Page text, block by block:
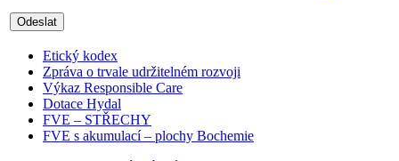
Odeslat
Etický kodex
Zpráva o trvale udržitelném rozvoji
Výkaz Responsible Care
Dotace Hydal
FVE – STŘECHY
FVE s akumulací – plochy Bochemie